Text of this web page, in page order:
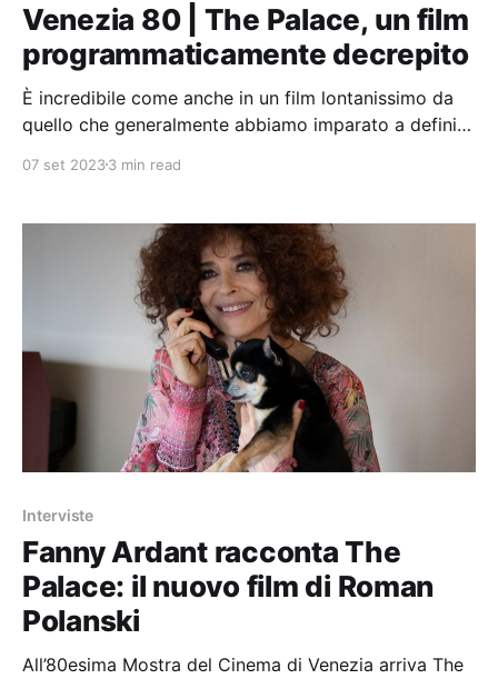
Venezia 80 | The Palace, un film
programmaticamente decrepito
È incredibile come anche in un film lontanissimo da
quello che generalmente abbiamo imparato a definire
scelta di inquadratura, la mano fermissima di uno dei
07 set 20233 min read
Interviste
Fanny Ardant racconta The
Palace: il nuovo film di Roman
Polanski
All’80esima Mostra del Cinema di Venezia arriva The